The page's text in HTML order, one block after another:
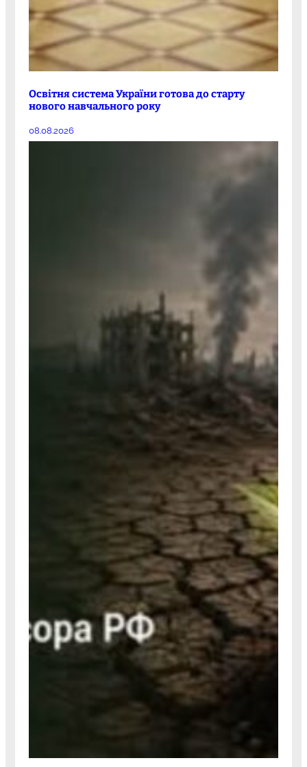
Освітня система України готова до старту
нового навчального року
08.08.2026